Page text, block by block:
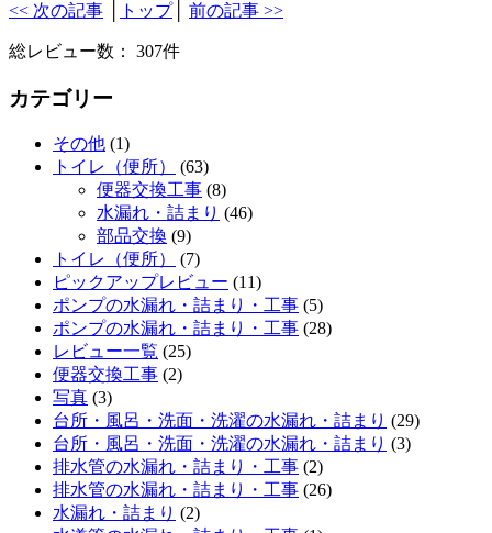
<< 次の記事 トップ│ 前の記事 >>
総レビュー数： 307件
カテゴリー
その他 (1)
トイレ（便所）
(63)
便器交換工事 (8)
水漏れ・詰まり (46)
部品交換 (9)
トイレ（便所）
(7)
ピックアップレビュー (11)
ポンプの水漏れ・詰まり・工事 (5)
ポンプの水漏れ・詰まり・工事 (28)
レビュー一覧 (25)
便器交換工事 (2)
写真 (3)
台所・風呂・洗面・洗濯の水漏れ・詰まり (29)
台所・風呂・洗面・洗濯の水漏れ・詰まり (3)
排水管の水漏れ・詰まり・工事 (2)
排水管の水漏れ・詰まり・工事 (26)
水漏れ・詰まり (2)